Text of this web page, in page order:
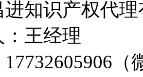
进知识产权代
王经理
（